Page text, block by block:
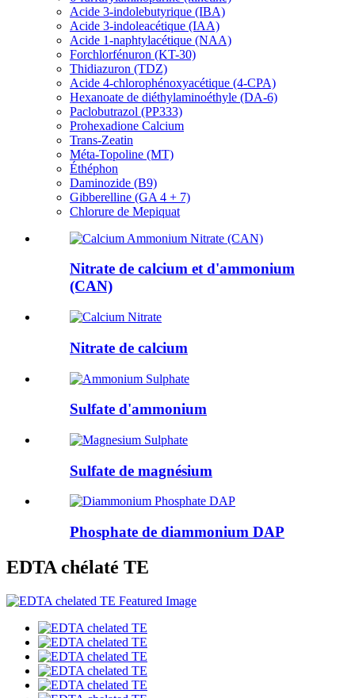
Acide 3-indolebutyrique (IBA)
Acide 3-indoleacétique (IAA)
Acide 1-naphtylacétique (NAA)
Forchlorfénuron (KT-30)
Thidiazuron (TDZ)
Acide 4-chlorophénoxyacétique (4-CPA)
Hexanoate de diéthylaminoéthyle (DA-6)
Paclobutrazol (PP333)
Prohexadione Calcium
Trans-Zeatin
Méta-Topoline (MT)
Éthéphon
Daminozide (B9)
Gibberelline (GA 4 + 7)
Chlorure de Mepiquat
Nitrate de calcium et d'ammonium
(CAN)
Nitrate de calcium
Sulfate d'ammonium
Sulfate de magnésium
Phosphate de diammonium DAP
EDTA chélaté TE